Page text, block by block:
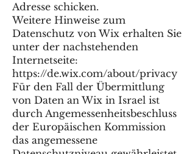
Adresse schicken.
Weitere Hinweise zum
Datenschutz von Wix erhalten Sie
unter der nachstehenden
Internetseite:
https://de.wix.com/about/privacy
Für den Fall der Übermittlung
von Daten an Wix in Israel ist
durch Angemessenheitsbeschluss
der Europäischen Kommission
das angemessene